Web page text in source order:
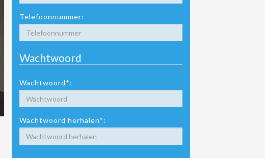
Telefoonnummer:
Wachtwoord
Wachtwoord*:
Wachtwoord herhalen*: